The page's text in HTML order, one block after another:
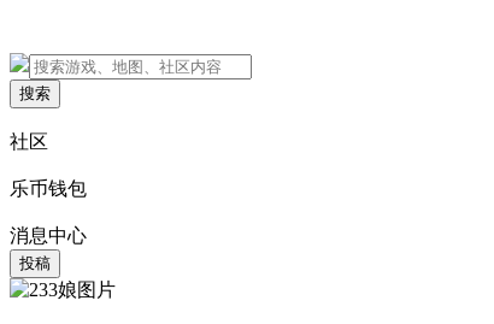
搜索
社区
乐币钱包
消息中心
投稿